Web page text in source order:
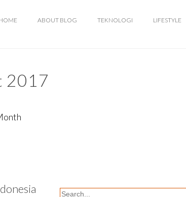
ABOUT BLOG TEKNOLOGI LIFESTYLE
2017